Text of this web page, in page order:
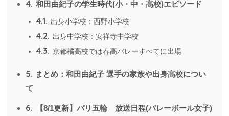
4. 和田由紀子の学生時代(小・中・高校)エピソード
4.1. 出身小学校：西野小学校
4.2. 出身中学校：安祥寺中学校
4.3. 京都橘高校では春高バレーすべてに出場
5. まとめ：和田由紀子 選手の家族や出身高校につい
て
6. 【8/1更新】パリ五輪 放送日程(バレーボール女子)